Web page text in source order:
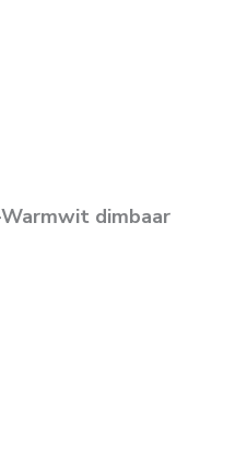
dimbaar